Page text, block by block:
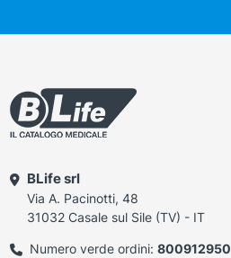
BLife srl
Via A. Pacinotti, 48
31032 Casale sul Sile (TV) - IT
Numero verde ordini: 800912950